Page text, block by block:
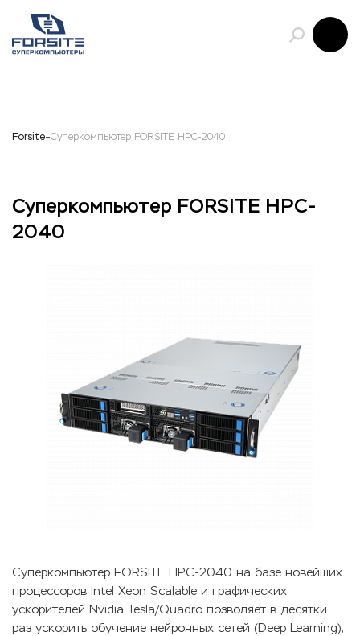
Forsite Суперкомпьютер FORSITE HPC-2040
Суперкомпьютер FORSITE HPC-
2040
Суперкомпьютер FORSITE HPC-2040 на базе новейших
процессоров Intel Xeon Scalable и графических
ускорителей Nvidia Tesla/Quadro позволяет в десятки
раз ускорить обучение нейронных сетей (Deep Learning),